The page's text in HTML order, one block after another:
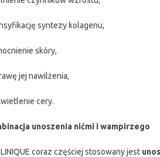
syntezy kolagenu,
skóry,
jej nawilżenia,
cery.
unoszenia nićmi i wampirzego
coraz częściej stosowany jest